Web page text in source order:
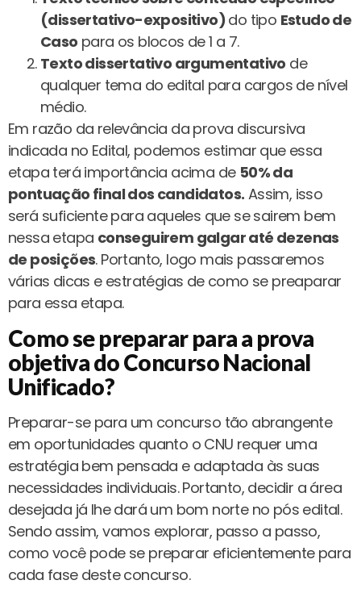
(dissertativo-expositivo) do tipo Estudo de
Caso para os blocos de 1 a 7.
Texto dissertativo argumentativo de
qualquer tema do edital para cargos de nível
médio.
Em razão da relevância da prova discursiva
indicada no Edital, podemos estimar que essa
etapa terá importância acima de 50% da
pontuação final dos candidatos. Assim, isso
será suficiente para aqueles que se sairem bem
nessa etapa conseguirem galgar até dezenas
de posições. Portanto, logo mais passaremos
várias dicas e estratégias de como se preaparar
para essa etapa.
Como se preparar para a prova
objetiva do Concurso Nacional
Unificado?
Preparar-se para um concurso tão abrangente
em oportunidades quanto o CNU requer uma
estratégia bem pensada e adaptada às suas
necessidades individuais. Portanto, decidir a área
desejada já lhe dará um bom norte no pós edital.
Sendo assim, vamos explorar, passo a passo,
como você pode se preparar eficientemente para
cada fase deste concurso.